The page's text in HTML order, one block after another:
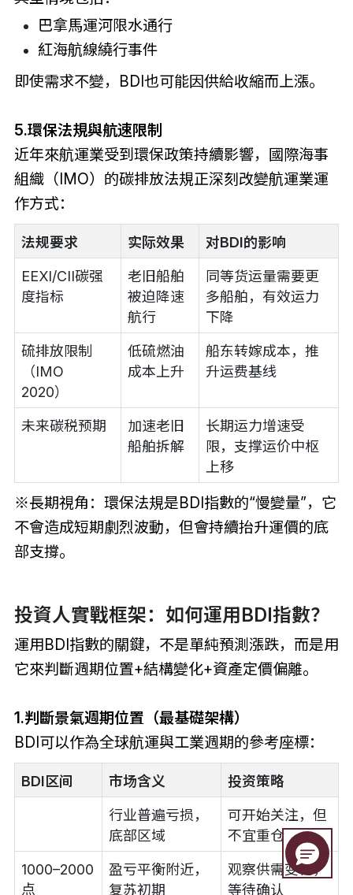
巴拿馬運河限水通行
紅海航線繞行事件
即使需求不變，BDI也可能因供給收縮而上漲。
5.環保法規與航速限制
近年來航運業受到環保政策持續影響，國際海事
組織（IMO）的碳排放法規正深刻改變航運業運
作方式：
法规要求 实际效果 对BDI的影响
EEXI/CII碳强
度指标
老旧船舶
被迫降速
航行
同等货运量需要更
多船舶，有效运力
下降
硫排放限制
（IMO
2020）
低硫燃油
成本上升
船东转嫁成本，推
升运费基线
未来碳税预期
加速老旧
船舶拆解
长期运力增速受
限，支撑运价中枢
上移
※長期視角：環保法規是BDI指數的“慢變量”，它
不會造成短期劇烈波動，但會持續抬升運價的底
部支撐。
投資人實戰框架：如何運用BDI指數？
運用BDI指數的關鍵，不是單純預測漲跌，而是用
它來判斷週期位置+結構變化+資產定價偏離。
1.判斷景氣週期位置（最基礎架構）
BDI可以作為全球航運與工業週期的參考座標：
BDI区间 市场含义 投资策略
行业普遍亏损，
底部区域
可开始关注，但
不宜重仓
1000–2000
点
盈亏平衡附近，
复苏初期
观察供需变化，
等待确认